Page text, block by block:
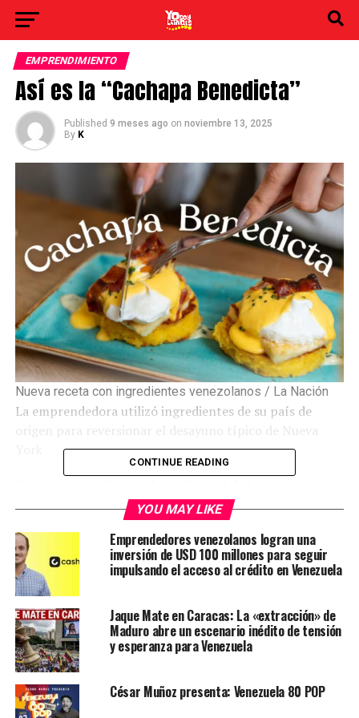
EMPRENDIMIENTO
Así es la “Cachapa Benedicta”
Published 9 meses ago on noviembre 13, 2025
By K
Nueva receta con ingredientes venezolanos / La Nación
La emprendedora utilizó ingredientes de su país de
origen para reversionar el desayuno típico de Nueva
Benedict con ingredientes venezolanos se volvió furor
en las redes sociales por su originalidad. Su creadora,
una migrante oriunda de Venezuela que posee un
emprendimiento gastronómico en España, aseguró que
generó un encuentro culinario entre París y Caracas en
este plato tan típico en Nueva York.
Contenidos de la entrada
Cómo es la receta de Eggs Benedict con
ingredientes venezolanos
CONTINUE READING
YOU MAY LIKE
Emprendedores venezolanos logran una
inversión de USD 100 millones para seguir
impulsando el acceso al crédito en Venezuela
Jaque Mate en Caracas: La «extracción» de
Maduro abre un escenario inédito de tensión
y esperanza para Venezuela
César Muñoz presenta: Venezuela 80 POP